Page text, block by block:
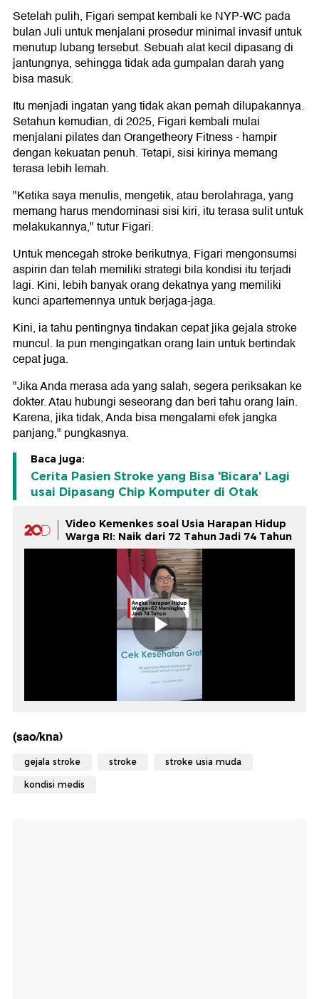
Setelah pulih, Figari sempat kembali ke NYP-WC pada
bulan Juli untuk menjalani prosedur minimal invasif untuk
menutup lubang tersebut. Sebuah alat kecil dipasang di
jantungnya, sehingga tidak ada gumpalan darah yang
bisa masuk.
Itu menjadi ingatan yang tidak akan pernah dilupakannya.
Setahun kemudian, di 2025, Figari kembali mulai
menjalani pilates dan Orangetheory Fitness - hampir
dengan kekuatan penuh. Tetapi, sisi kirinya memang
terasa lebih lemah.
"Ketika saya menulis, mengetik, atau berolahraga, yang
memang harus mendominasi sisi kiri, itu terasa sulit untuk
melakukannya," tutur Figari.
Untuk mencegah stroke berikutnya, Figari mengonsumsi
aspirin dan telah memiliki strategi bila kondisi itu terjadi
lagi. Kini, lebih banyak orang dekatnya yang memiliki
kunci apartemennya untuk berjaga-jaga.
Kini, ia tahu pentingnya tindakan cepat jika gejala stroke
muncul. Ia pun mengingatkan orang lain untuk bertindak
cepat juga.
"Jika Anda merasa ada yang salah, segera periksakan ke
dokter. Atau hubungi seseorang dan beri tahu orang lain.
Karena, jika tidak, Anda bisa mengalami efek jangka
panjang," pungkasnya.
Baca juga:
Cerita Pasien Stroke yang Bisa 'Bicara' Lagi
usai Dipasang Chip Komputer di Otak
Video Kemenkes soal Usia Harapan Hidup
Warga RI: Naik dari 72 Tahun Jadi 74 Tahun
(sao/kna)
gejala stroke stroke stroke usia muda
kondisi medis